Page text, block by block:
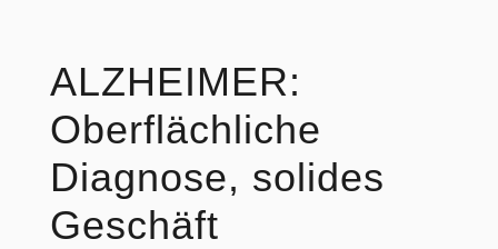
ALZHEIMER:
Oberflächliche
Diagnose, solides
Geschäft